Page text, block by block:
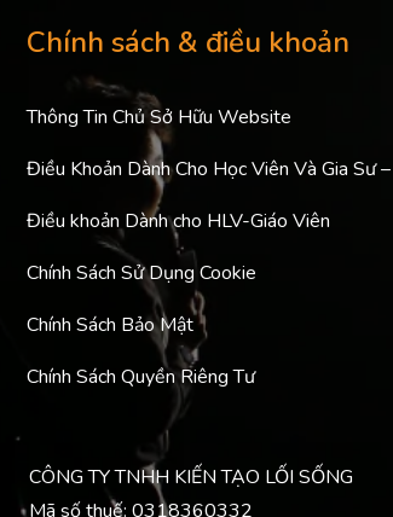
Chính sách & điều khoản
Thông Tin Chủ Sở Hữu Website
Điều Khoản Dành Cho Học Viên Và Gia Sư
Điều khoản Dành cho HLV-Giáo Viên
Chính Sách Sử Dụng Cookie
Chính Sách Bảo Mật
Chính Sách Quyền Riêng Tư
CÔNG TY TNHH KIẾN TẠO LỐI SỐNG
Mã số thuế: 0318360332